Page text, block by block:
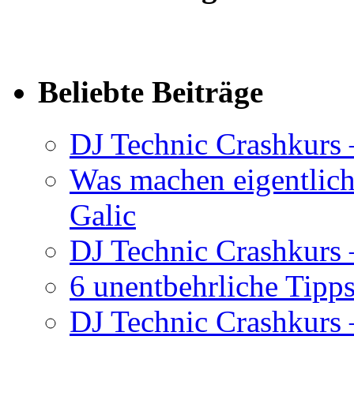
Beliebte Beiträge
DJ Technic
Was machen
Galic
DJ Technic
6 unentbehrliche
DJ Technic